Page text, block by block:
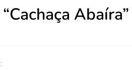
Cachaça Abaíra”